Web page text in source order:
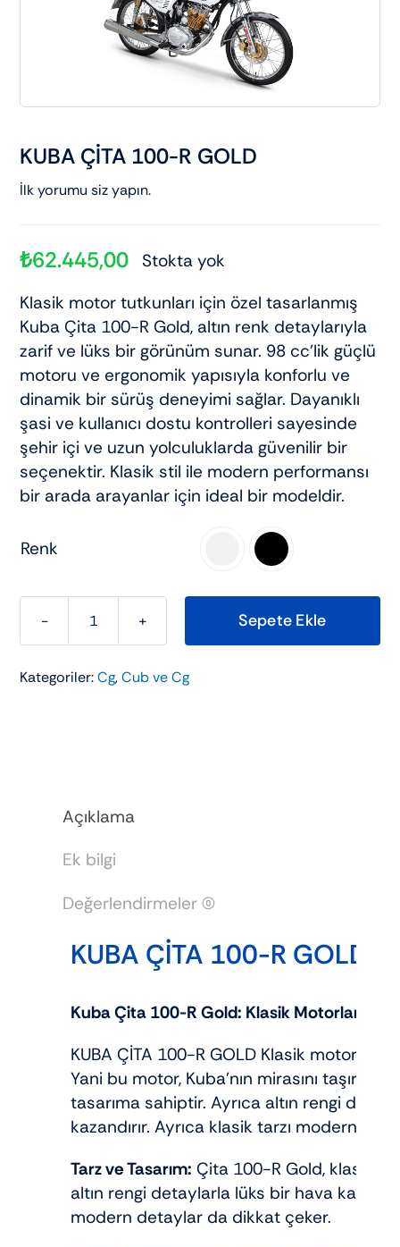
Elektrikli araçlar
Chopper ve cross
Racing motorlar
Touring ve naked
KUBA ÇİTA 100-R GOLD
İlk yorumu siz yapın.
₺62.445,00
Stokta yok
Klasik motor tutkunları için özel tasarlanmış
Kuba Çita 100-R Gold, altın renk detaylarıyla
zarif ve lüks bir görünüm sunar. 98 cc’lik güçlü
motoru ve ergonomik yapısıyla konforlu ve
dinamik bir sürüş deneyimi sağlar. Dayanıklı
şasi ve kullanıcı dostu kontrolleri sayesinde
şehir içi ve uzun yolculuklarda güvenilir bir
seçenektir. Klasik stil ile modern performansı
bir arada arayanlar için ideal bir modeldir.
Renk
KUBA
100-
Sepete Ekle
Kategoriler:Cg,Cub ve Cg
Açıklama
Ek bilgi
Değerlendirmeler (0)
KUBA ÇİTA 100-R GOLD
Kuba Çita 100-R Gold: Klasik Motorların
KUBA ÇİTA 100-R GOLD Klasik motor
Yani bu motor, Kuba’nın mirasını taşır.
tasarıma sahiptir. Ayrıca altın rengi
kazandırır. Ayrıca klasik tarzı modern
Tarz ve Tasarım: Çita 100-R Gold, klasik
altın rengi detaylarla lüks bir hava katar.
modern detaylar da dikkat çeker.